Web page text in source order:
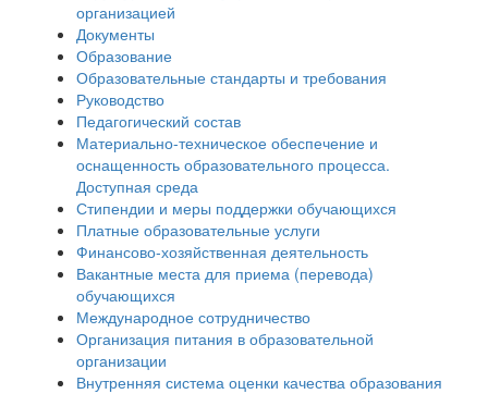
организацией
Документы
Образование
Образовательные стандарты и требования
Руководство
Педагогический состав
Материально-техническое обеспечение и
оснащенность образовательного процесса.
Доступная среда
Стипендии и меры поддержки обучающихся
Платные образовательные услуги
Финансово-хозяйственная деятельность
Вакантные места для приема (перевода)
обучающихся
Международное сотрудничество
Организация питания в образовательной
организации
Внутренняя система оценки качества образования